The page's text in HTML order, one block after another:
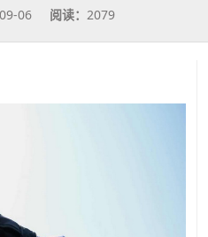
06 阅读： 2079